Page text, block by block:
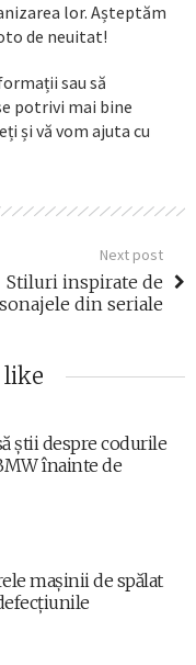
lor. Așteptăm
de neuitat!
sau să
potrivi mai bine
și vă vom ajuta cu
Next post
Stiluri inspirate de
din seriale
like
știi despre codurile
înainte de
mașinii de spălat